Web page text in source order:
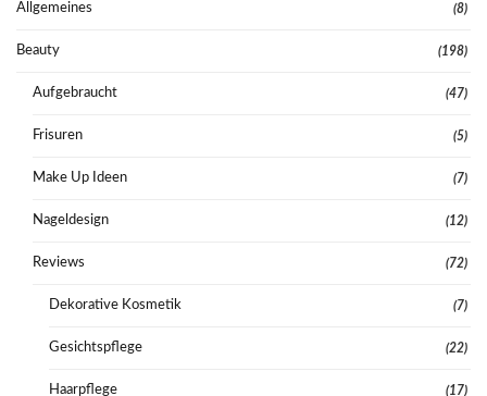
Allgemeines (8)
Beauty (198)
Aufgebraucht (47)
Frisuren (5)
Make Up Ideen (7)
Nageldesign (12)
Reviews (72)
Dekorative Kosmetik (7)
Gesichtspflege (22)
Haarpflege (17)